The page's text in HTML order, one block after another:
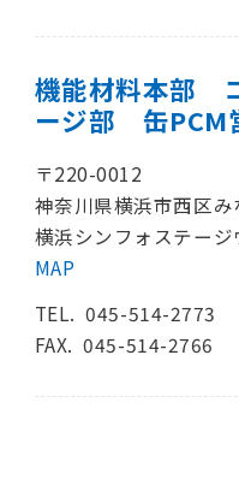
機能材料本部
ージ部 缶PCM
〒220-0012
神奈川県横浜市西区
横浜シンフォステー
MAP
TEL.045-514-2773
FAX. 045-514-2766